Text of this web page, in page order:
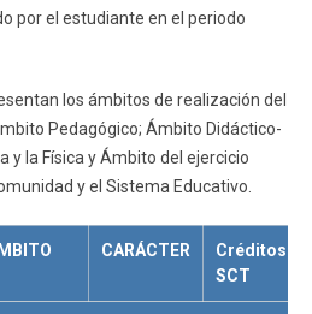
por el estudiante en el periodo
los ámbitos de realización del
Pedagógico; Ámbito Didáctico-
y la Física y Ámbito del ejercicio
y el Sistema Educativo.
CARÁCTER
Créditos
SCT